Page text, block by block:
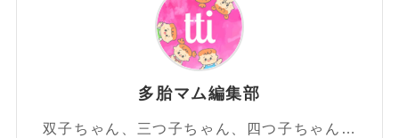
多胎マム編集部
双子ちゃん、三つ子ちゃん、四つ子ちゃん…